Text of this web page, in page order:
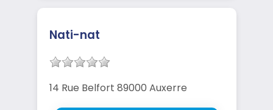
Nati-nat
14 Rue Belfort 89000 Auxerre